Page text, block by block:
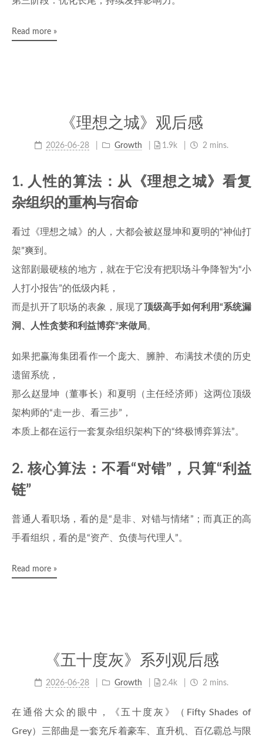
Read more »
《理想之城》观后感
2026-06-28 Growth 1.9k 2 mins.
1. 人性的算法：从《理想之城》看复
杂组织的重构与宿命
看过《理想之城》的人，大都会被赵显坤和夏明的“神仙打
架”爽到。
这部剧最硬核的地方，就在于它没有把职场斗争降智为“小
人打小报告”的低级内耗，
而是扒开了职场的表象，展现了 顶级高手如何利用“系统漏
洞、人性贪婪和利益博弈”来做局。
如果把赢海集团看作一个庞大、臃肿、布满技术债的历史
遗留系统，
那么赵显坤（董事长）和夏明（主任经济师）这两位顶级
架构师的“走一步、看三步”，
本质上都在运行一套复杂组织架构下的“终极博弈算法”。
2. 核心算法：不看“对错”，只算“利益
链”
普通人看职场，看的是“是非、对错与情绪”；而真正的高
手看组织，看的是“资产、负债与代理人”。
Read more »
《五十度灰》系列观后感
2026-06-28 Growth 2.4k 2 mins.
在通俗大众的眼中，《五十度灰》（Fifty Shades of
Grey）三部曲是一套充斥着豪车、直升机、百亿霸总与限